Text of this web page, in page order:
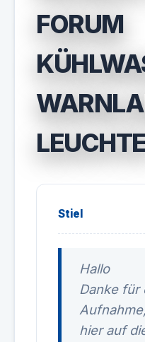
FORUM
Stiel
Hallo
Danke für
hier auf